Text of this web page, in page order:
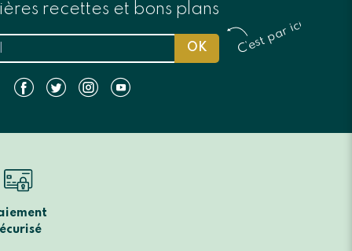
recettes et bons plans
OK C’est par ici